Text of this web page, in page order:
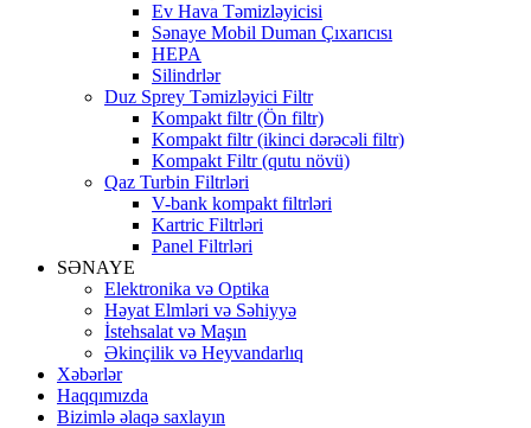
Ev Hava Təmizləyicisi
Sənaye Mobil Duman Çıxarıcısı
HEPA
Silindrlər
Duz Sprey Təmizləyici Filtr
Kompakt filtr (Ön filtr)
Kompakt filtr (ikinci dərəcəli filtr)
Kompakt Filtr (qutu növü)
Qaz Turbin Filtrləri
V-bank kompakt filtrləri
Kartric Filtrləri
Panel Filtrləri
SƏNAYE
Elektronika və Optika
Həyat Elmləri və Səhiyyə
İstehsalat və Maşın
Əkinçilik və Heyvandarlıq
Xəbərlər
Haqqımızda
Bizimlə əlaqə saxlayın